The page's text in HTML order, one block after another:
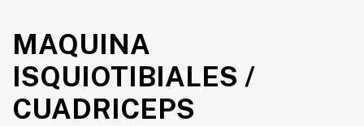
MAQUINA
ISQUIOTIBIALES /
CUADRICEPS